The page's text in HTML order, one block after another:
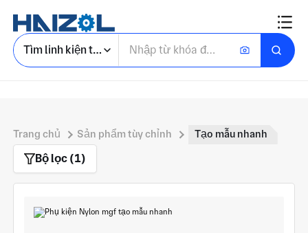
Tìm linh kiện tùy chỉnh
Trang chủ Sản phẩm tùy chỉnh Tạo mẫu nhanh
Bộ lọc (1)